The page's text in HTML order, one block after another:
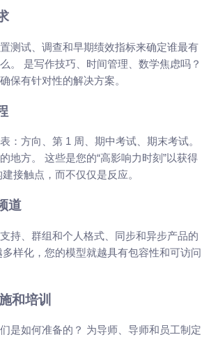
测试、调查和早期绩效指标来确定谁最有
。 是写作技巧、时间管理、数学焦虑吗？
保有针对性的解决方案。
：方向、第 1 周、期中考试、期末考试。
地方。 这些是您的“高影响力时刻”以获得
接触点，而不仅仅是反应。
道
持、群组和个人格式、同步和异步产品的
样化，您的模型就越具有包容性和可访问
和培训
如何准备的？ 为导师、导师和员工制定